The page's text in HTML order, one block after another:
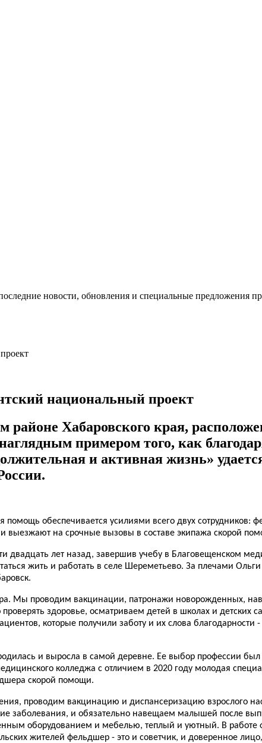
новости, обновления и специальные предложения
национальный проект
Хабаровского края,
примером того, как
и активная жизнь»
обеспечивается усилиями всего двух сотрудников:
выезжают на срочные вызовы в составе экипажа скорой
двадцать лет назад, завершив учебу в Благовещенском
жить и работать в селе Шереметьево. За плечами
Мы проводим вакцинации, патронажи новорожденных,
здоровье, осматриваем детей в школах и детских
которые получили заботу и их слова благодарности
и выросла в самой деревне. Ее выбор профессии
колледжа с отличием в 2020 году молодая
скорой помощи.
проводим вакцинацию и диспансеризацию взрослого
заболевания, и обязательно навещаем малышей после
оборудованием и мебелью, теплый и уютный. В
жителей фельдшер - это и советчик, и доверенное